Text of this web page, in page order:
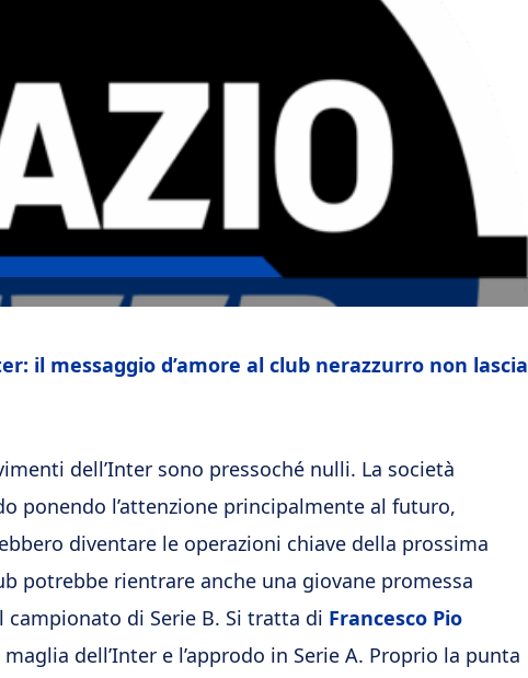
il messaggio d’amore al club nerazzurro non lascia
dell’Inter sono pressoché nulli. La società
ponendo l’attenzione principalmente al futuro,
diventare le operazioni chiave della prossima
potrebbe rientrare anche una giovane promessa
campionato di Serie B. Si tratta di Francesco Pio
dell’Inter e l’approdo in Serie A. Proprio la punta